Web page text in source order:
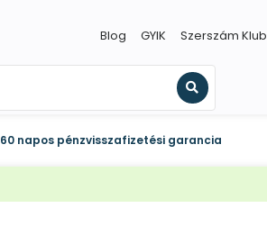
Blog GYIK Szerszám Klub
Keresés
60 napos pénzvisszafizetési garancia